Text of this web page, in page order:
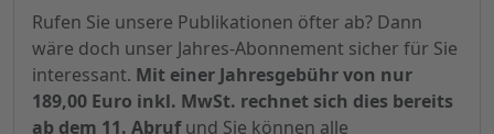
Rufen Sie unsere Publikationen öfter ab? Dann
wäre doch unser Jahres-Abonnement sicher für Sie
interessant. Mit einer Jahresgebühr von nur
189,00 Euro inkl. MwSt. rechnet sich dies bereits
ab dem 11. Abrufund Sie können alle